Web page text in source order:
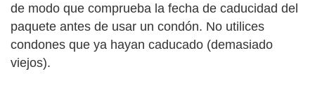
de modo que comprueba la fecha de caducidad del
paquete antes de usar un condón. No utilices
condones que ya hayan caducado (demasiado
viejos).